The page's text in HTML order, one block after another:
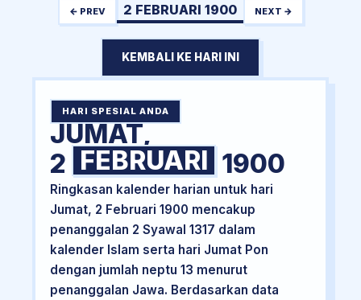
← PREV 2 FEBRUARI 1900 NEXT →
KEMBALI KE HARI INI
HARI SPESIAL ANDA
JUMAT,
2 FEBRUARI 1900
Ringkasan kalender harian untuk hari
Jumat, 2 Februari 1900 mencakup
penanggalan 2 Syawal 1317 dalam
kalender Islam serta hari Jumat Pon
dengan jumlah neptu 13 menurut
penanggalan Jawa. Berdasarkan data